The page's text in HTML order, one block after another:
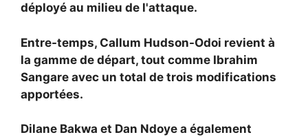
déployé au milieu de l'attaque.
Entre-temps, Callum Hudson-Odoi revient à
la gamme de départ, tout comme Ibrahim
Sangare avec un total de trois modifications
apportées.
Dilane Bakwa et Dan Ndoye a également